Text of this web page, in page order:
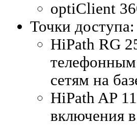
optiClient
Точки доступа:
HiPath RG
телефонным
сетям на
HiPath AP
включения